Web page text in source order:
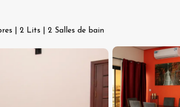
2 Lits 2 Salles de bain